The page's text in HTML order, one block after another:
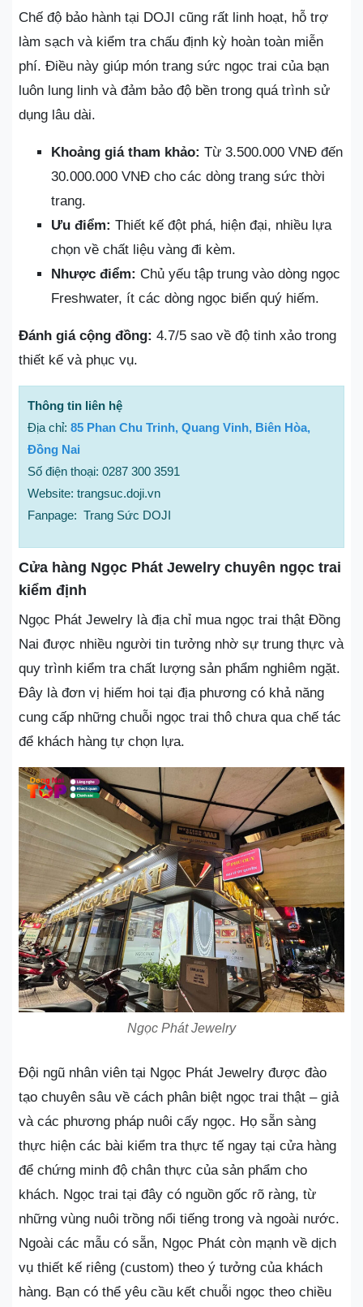
Chế độ bảo hành tại DOJI cũng rất linh hoạt, hỗ trợ
làm sạch và kiểm tra chấu định kỳ hoàn toàn miễn
phí. Điều này giúp món trang sức ngọc trai của bạn
luôn lung linh và đảm bảo độ bền trong quá trình sử
dụng lâu dài.
Khoảng giá tham khảo: Từ 3.500.000 VNĐ đến
30.000.000 VNĐ cho các dòng trang sức thời
trang.
Ưu điểm: Thiết kế đột phá, hiện đại, nhiều lựa
chọn về chất liệu vàng đi kèm.
Nhược điểm: Chủ yếu tập trung vào dòng ngọc
Freshwater, ít các dòng ngọc biển quý hiếm.
Đánh giá cộng đồng: 4.7/5 sao về độ tinh xảo trong
thiết kế và phục vụ.
Thông tin liên hệ
Địa chỉ: 85 Phan Chu Trinh, Quang Vinh, Biên Hòa,
Đồng Nai
Số điện thoại: 0287 300 3591
Website: trangsuc.doji.vn
Fanpage: Trang Sức DOJI
Cửa hàng Ngọc Phát Jewelry chuyên ngọc trai
kiểm định
Ngọc Phát Jewelry là địa chỉ mua ngọc trai thật Đồng
Nai được nhiều người tin tưởng nhờ sự trung thực và
quy trình kiểm tra chất lượng sản phẩm nghiêm ngặt.
Đây là đơn vị hiếm hoi tại địa phương có khả năng
cung cấp những chuỗi ngọc trai thô chưa qua chế tác
để khách hàng tự chọn lựa.
Ngọc Phát Jewelry
Đội ngũ nhân viên tại Ngọc Phát Jewelry được đào
tạo chuyên sâu về cách phân biệt ngọc trai thật – giả
và các phương pháp nuôi cấy ngọc. Họ sẵn sàng
thực hiện các bài kiểm tra thực tế ngay tại cửa hàng
để chứng minh độ chân thực của sản phẩm cho
khách. Ngọc trai tại đây có nguồn gốc rõ ràng, từ
những vùng nuôi trồng nổi tiếng trong và ngoài nước.
Ngoài các mẫu có sẵn, Ngọc Phát còn mạnh về dịch
vụ thiết kế riêng (custom) theo ý tưởng của khách
hàng. Bạn có thể yêu cầu kết chuỗi ngọc theo chiều